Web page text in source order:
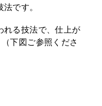
です。
れる技法で、仕上が
下図ご参照くださ